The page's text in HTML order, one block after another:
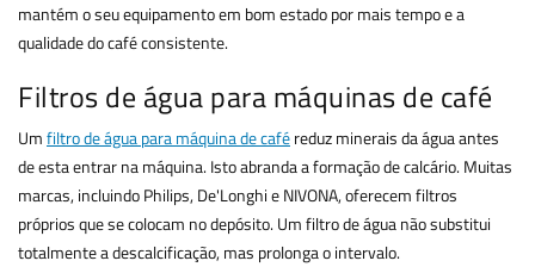
mantém o seu equipamento em bom estado por mais tempo e a
qualidade do café consistente.
Filtros de água para máquinas de café
Umfiltro de água para máquina de caféreduz minerais da água antes
de esta entrar na máquina. Isto abranda a formação de calcário. Muitas
marcas, incluindo Philips, De'Longhi e NIVONA, oferecem filtros
próprios que se colocam no depósito. Um filtro de água não substitui
totalmente a descalcificação, mas prolonga o intervalo.